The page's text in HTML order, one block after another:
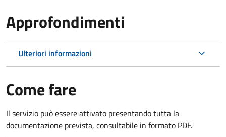
Approfondimenti
Ulteriori informazioni
Come fare
Il servizio può essere attivato presentando tutta la
documentazione prevista, consultabile in formato PDF.